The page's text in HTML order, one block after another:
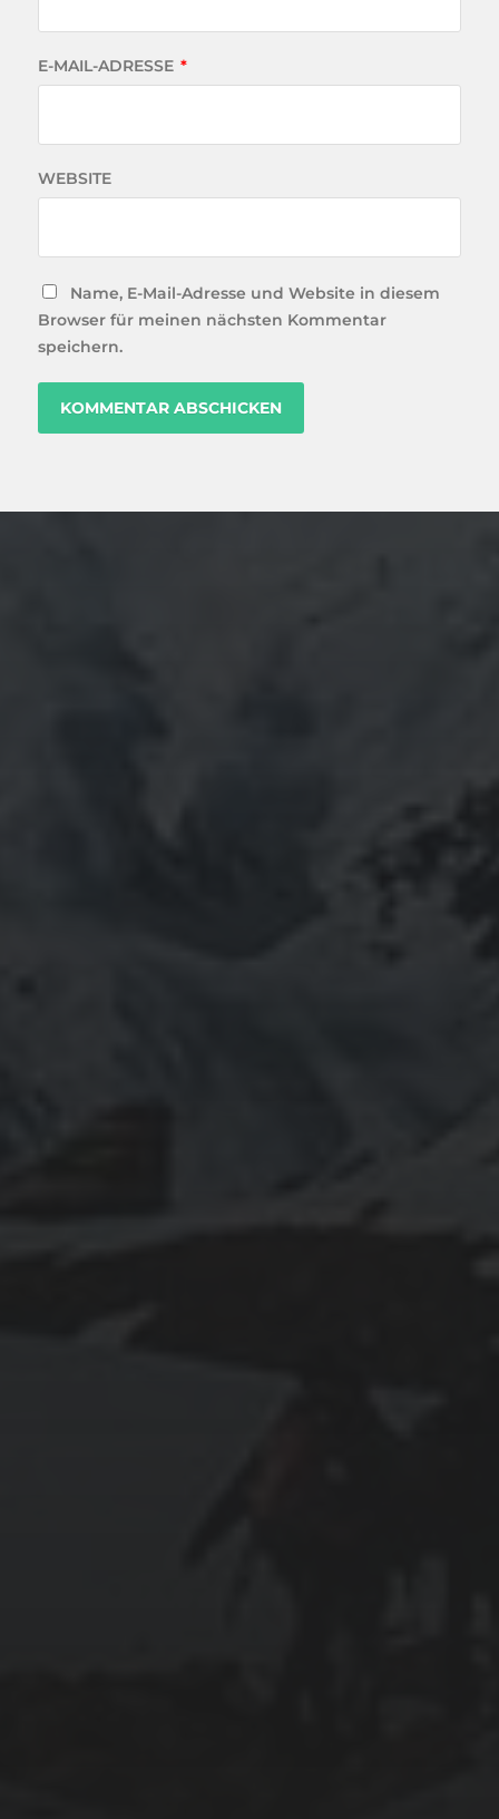
E-MAIL-ADRESSE *
WEBSITE
Name, E-Mail-Adresse und Website in diesem
Browser für meinen nächsten Kommentar
speichern.